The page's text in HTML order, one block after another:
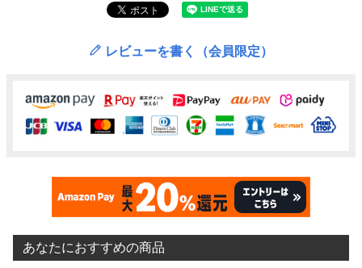
レビューを書く（会員限定）
あなたにおすすめの商品